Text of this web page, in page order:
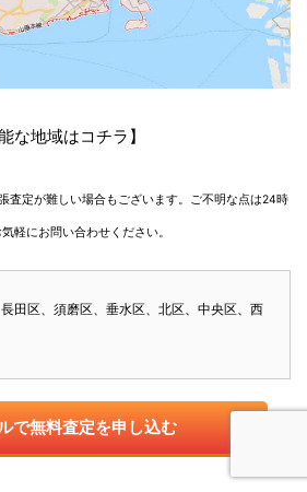
な地域はコチラ】
査定が難しい場合もございます。ご不明な点は24時
気軽にお問い合わせください。
田区、須磨区、垂水区、北区、中央区、西
で無料査定を申し込む